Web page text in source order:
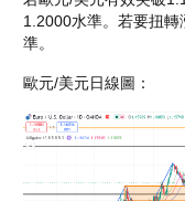
1.2000水準。若要扭
準。
歐元/美元日線圖：